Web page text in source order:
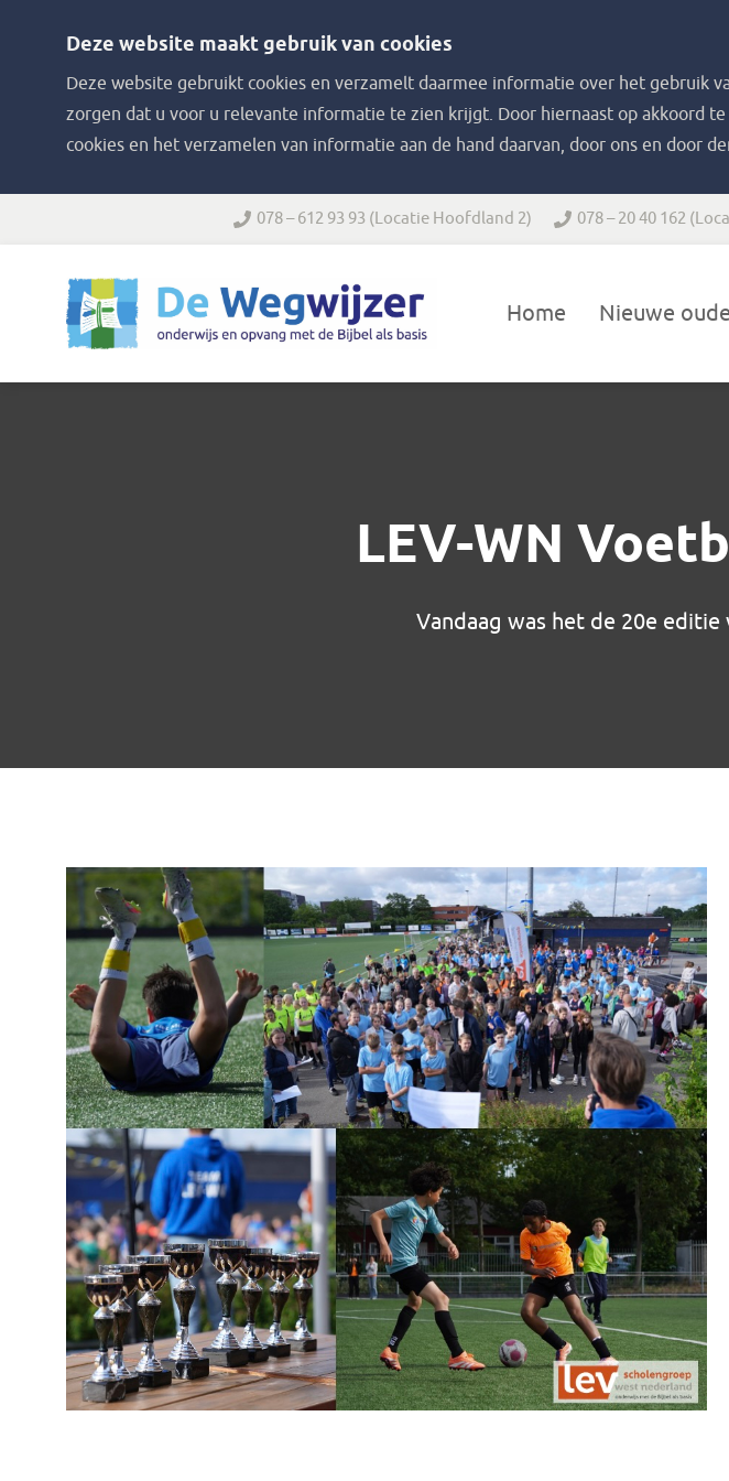
Deze website maakt gebruik van cookies
Deze website gebruikt cookies en verzamelt daarmee informatie over het gebruik
zorgen dat u voor u relevante informatie te zien krijgt. Door hiernaast op akkoord
cookies en het verzamelen van informatie aan de hand daarvan, door ons en door
078 – 612 93 93 (Locatie Hoofdland 2) 078 – 20 40 162
Home Nieuwe
LEV-WN
Vandaag was het de 20e